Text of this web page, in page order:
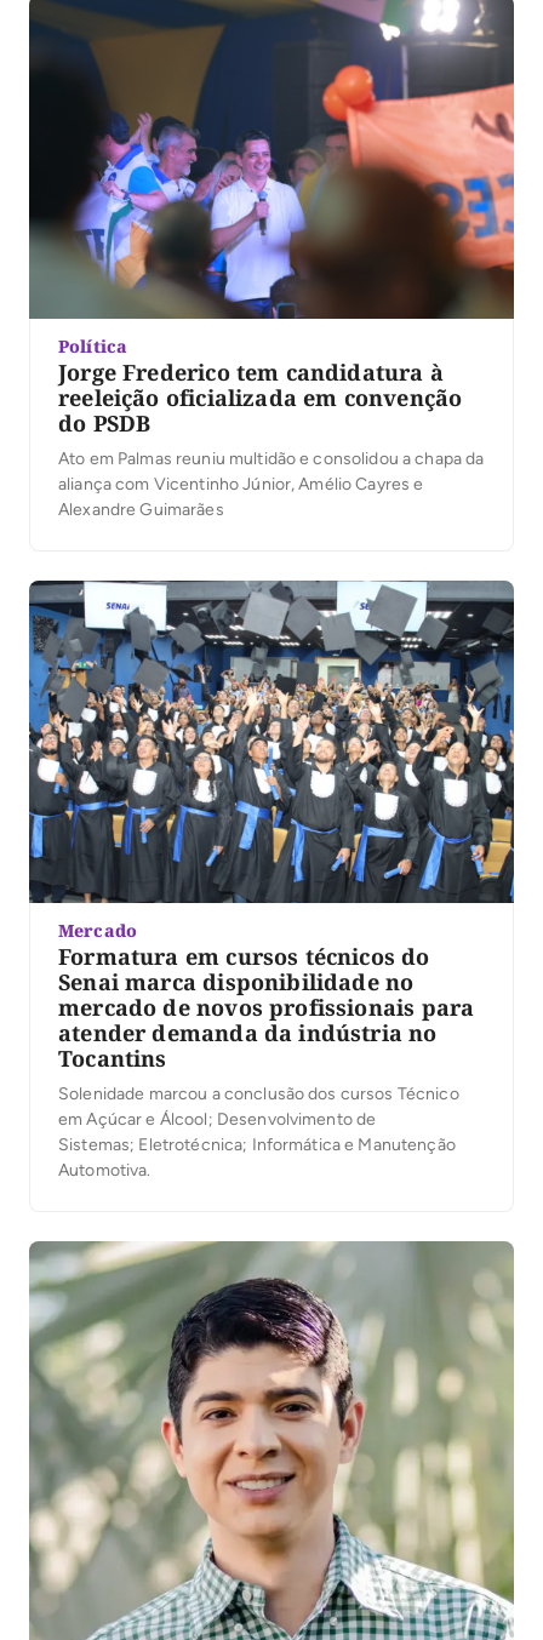
Política
Jorge Frederico tem candidatura à
reeleição oficializada em convenção
do PSDB
Ato em Palmas reuniu multidão e consolidou a chapa da
aliança com Vicentinho Júnior, Amélio Cayres e
Alexandre Guimarães
Mercado
Formatura em cursos técnicos do
Senai marca disponibilidade no
mercado de novos profissionais para
atender demanda da indústria no
Tocantins
Solenidade marcou a conclusão dos cursos Técnico
em Açúcar e Álcool; Desenvolvimento de
Sistemas; Eletrotécnica; Informática e Manutenção
Automotiva.